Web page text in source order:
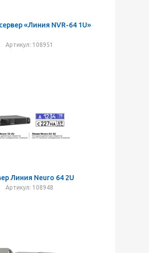
«Линия NVR-64 1U»
Артикул: 108951
Линия Neuro 64 2U
Артикул: 108948